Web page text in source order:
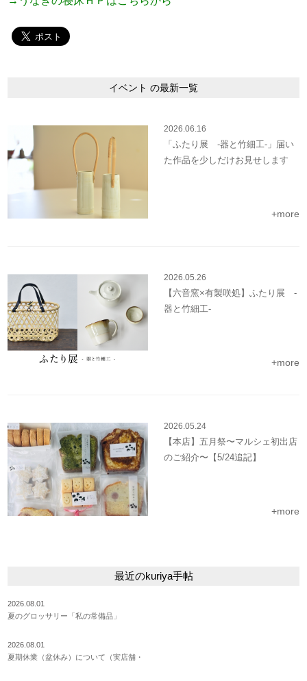
イベント の最新一覧
2026.06.16
「ふたり展 -器と竹細工-」届い
た作品を少しだけお見せします
+more
2026.05.26
【六音窯×有製咲処】ふたり展 -
器と竹細工-
+more
2026.05.24
【本店】五月祭〜マルシェ初出店
のご紹介〜【5/24追記】
+more
最近のkuriya手帖
2026.08.01
夏のグロッサリー「私の常備品」
2026.08.01
夏期休業（盆休み）について（実店舗・